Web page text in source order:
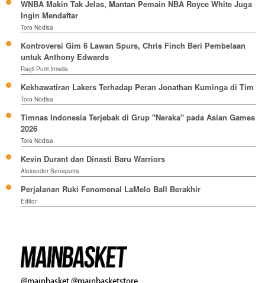
WNBA Makin Tak Jelas, Mantan Pemain NBA Royce White Juga
Ingin Mendaftar
Tora Nodisa
Kontroversi Gim 6 Lawan Spurs, Chris Finch Beri Pembelaan
untuk Anthony Edwards
Ragil Putri Irmalia
Kekhawatiran Lakers Terhadap Peran Jonathan Kuminga di Tim
Tora Nodisa
Timnas Indonesia Terjebak di Grup "Neraka" pada Asian Games
2026
Tora Nodisa
Kevin Durant dan Dinasti Baru Warriors
Alexander Senaputra
Perjalanan Ruki Fenomenal LaMelo Ball Berakhir
Editor